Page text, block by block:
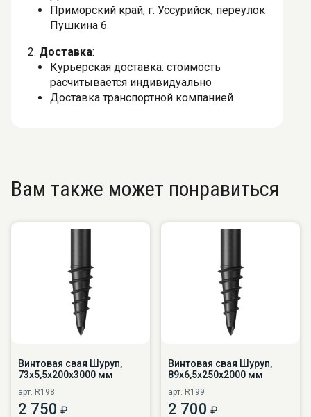
Приморский край, г. Уссурийск, переулок
Пушкина 6
2. Доставка:
Курьерская доставка: стоимость
расчитывается индивидуально
Доставка транспортной компанией
Вам также может понравиться
Винтовая свая Шуруп,
73х5,5х200х3000 мм
арт. R198
2 750 ₽
Винтовая свая Шуруп,
89х6,5х250х2000 мм
арт. R199
2 700 ₽